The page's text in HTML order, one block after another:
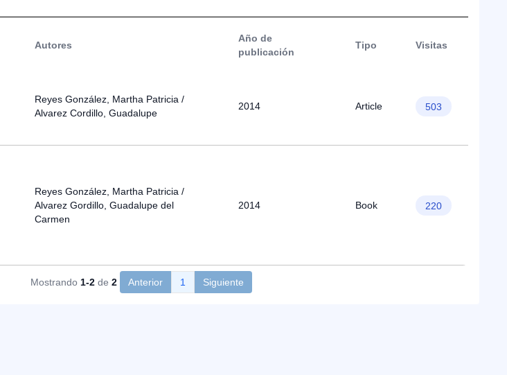
Autores
Año de
publicación
Tipo Visitas
Reyes González, Martha Patricia /
Alvarez Cordillo, Guadalupe
2014 Article 503
Reyes González, Martha Patricia /
Alvarez Gordillo, Guadalupe del
Carmen
2014 Book 220
Mostrando 1-2 de 2 Anterior 1 Siguiente